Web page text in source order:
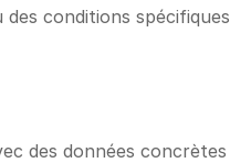
conditions spécifiques
des données concrètes